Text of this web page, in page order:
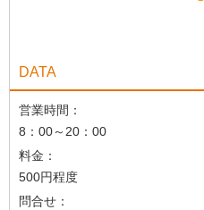
DATA
営業時間：
8：00～20：00
料金：
500円程度
問合せ：